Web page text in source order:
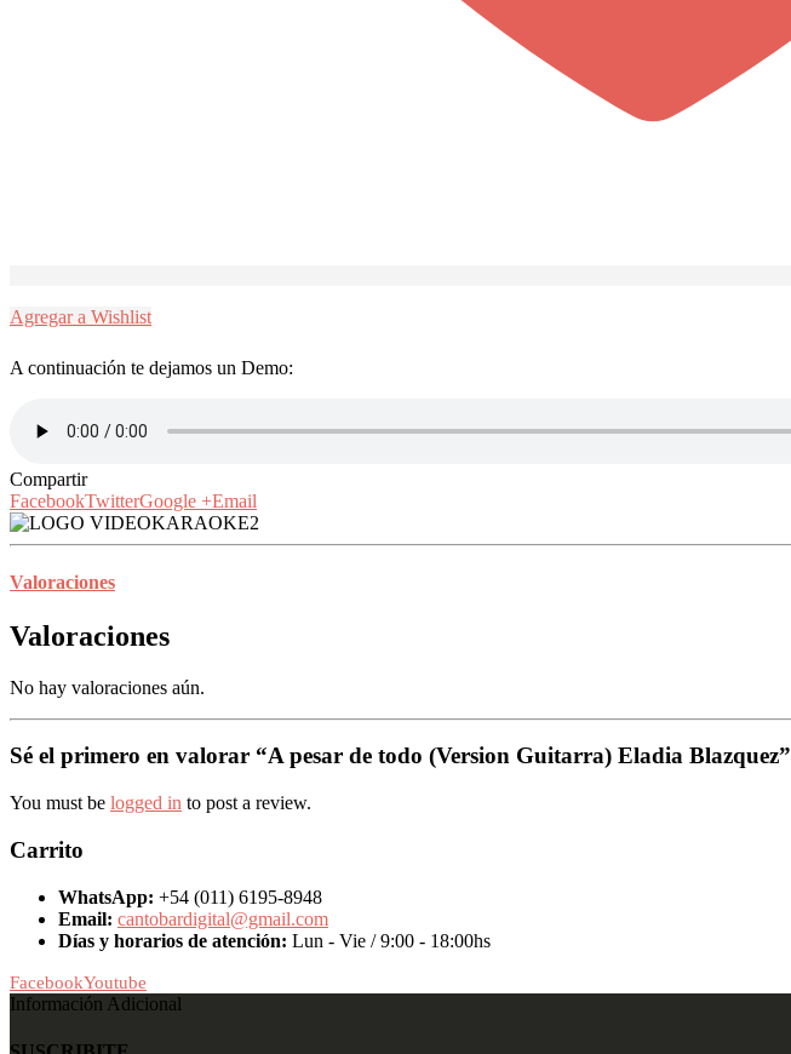
Agregar a Wishlist
A continuación te dejamos un Demo:
Compartir
FacebookTwitterGoogle +Email
Valoraciones
Valoraciones
No hay valoraciones aún.
Sé el primero en valorar “A pesar de todo (Version Guitarra) Eladia Blazquez”
You must be logged in to post a review.
Carrito
WhatsApp: +54 (011) 6195-8948
Email: cantobardigital@gmail.com
Días y horarios de atención: Lun - Vie / 9:00 - 18:00hs
FacebookYoutube
Información Adicional